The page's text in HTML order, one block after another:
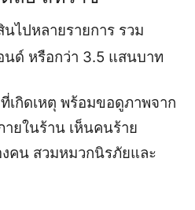
ไปหลายรายการ รวม
นด์ หรือกว่า 3.5 แสนบาท
เกิดเหตุ พร้อมขอดูภาพจาก
ยในร้าน เห็นคนร้าย
คน สวมหมวกนิรภัยและ